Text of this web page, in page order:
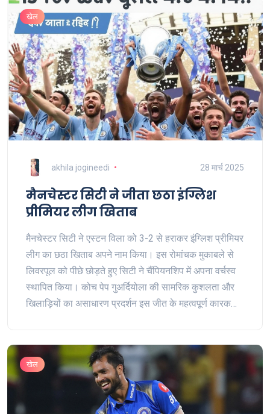
खेल
akhila jogineedi 28 मार्च 2025
मैनचेस्टर सिटी ने जीता छठा इंग्लिश
प्रीमियर लीग खिताब
मैनचेस्टर सिटी ने एस्टन विला को 3-2 से हराकर इंग्लिश प्रीमियर
लीग का छठा खिताब अपने नाम किया। इस रोमांचक मुकाबले से
लिवरपूल को पीछे छोड़ते हुए सिटी ने चैंपियनशिप में अपना वर्चस्व
स्थापित किया। कोच पेप गुअर्दियोला की सामरिक कुशलता और
खिलाड़ियों का असाधारण प्रदर्शन इस जीत के महत्वपूर्ण कारक
खेल